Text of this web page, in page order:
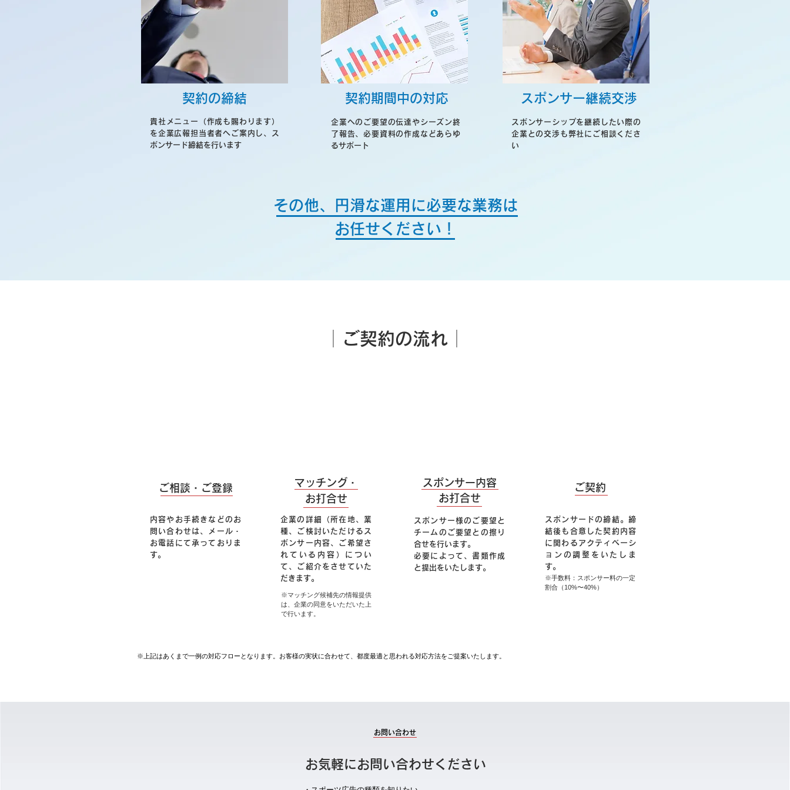
契約の締結
貴社メニュー（作成も賜わります）
を企業広報担当者者へご案内し、ス
ポンサード締結を行います
契約期間中の対応
企業へのご要望の伝達やシーズン終
了報告、必要資料の作成などあらゆ
るサポート
スポンサー継続交渉
スポンサーシップを継続したい際の
企業との交渉も弊社にご相談くださ
い
その他、円滑な運用に必要な業務は
お任せください！
お問い合わせ
お気軽にお問い合わせください
│ご契約の流れ│
ご相談・ご登録
内容やお手続きなどのお
問い合わせは、メール・
お電話にて承っておりま
す。
マッチング・
お打合せ​
企業の詳細（所在地、業
種、ご検討いただけるス
ポンサー内容、ご希望さ
れている内容）につい
て、ご紹介をさせていた
だきます。
※マッチング候補先の情報提供
は、企業の同意をいただいた上
で行います。
スポンサー内容​
お打合せ
スポンサー様のご要望と
チームのご要望との擦り
合せを行います。
必要によって、書類作成
と提出をいたします。
ご契約
スポンサードの締結。締
結後も合意した契約内容
に関わるアクティベーシ
ョンの調整をいたしま
す。
※手数料：スポンサー料の一定
割合（10%〜40%）
※上記はあくまで一例の対応フローとなります。お客様の実状に合わせて、都度最適と思われる対応方法をご提案いたします。